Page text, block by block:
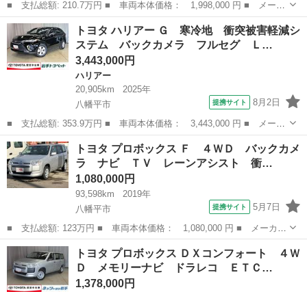
■ 支払総額: 210.7万円 ■ 車両本体価格： 1,998,000 円 ■ メーカ
ー名： トヨタ ■ 車種名： カローラ ■ グレード名： ハイブリ
ッド Ｓ ４ＷＤ 寒冷地 衝突被害軽減システム メモリーナビ
バックカ...
岩手 八幡平市 その他
トヨタ ハリアー Ｇ 寒冷地 衝突被害軽減シ
ステム バックカメラ フルセグ Ｌ…
3,443,000円
ハリアー
20,905km
2025年
八幡平市
提携サイト 8月2日
■ 支払総額: 353.9万円 ■ 車両本体価格： 3,443,000 円 ■ メーカ
ー名： トヨタ ■ 車種名： ハリアー ■ グレード名： Ｇ 寒冷
地 衝突被害軽減システム バックカメラ フルセグ ＬＥＤヘッド
ランプ ...
岩手 八幡平市 ハリアー
トヨタ プロボックス Ｆ ４ＷＤ バックカメ
ラ ナビ ＴＶ レーンアシスト 衝…
1,080,000円
93,598km
2019年
八幡平市
提携サイト 5月7日
■ 支払総額: 123万円 ■ 車両本体価格： 1,080,000 円 ■ メーカー
名： トヨタ ■ 車種名： プロボックス ■ グレード名： Ｆ ４
ＷＤ バックカメラ ナビ ＴＶ レーンアシスト 衝突被害軽減シ
ステム オ...
岩手 八幡平市 トヨタ
トヨタ プロボックス ＤＸコンフォート ４Ｗ
Ｄ メモリーナビ ドラレコ ＥＴＣ…
1,378,000円